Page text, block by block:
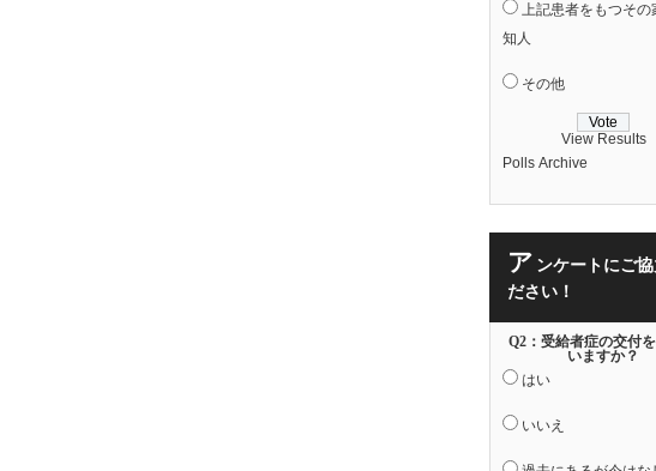
上記患者をもつその
知人
その他
View Results
Polls Archive
ア ンケートにご
ださい！
Q2：受給者症の交付
いますか？
はい
いいえ